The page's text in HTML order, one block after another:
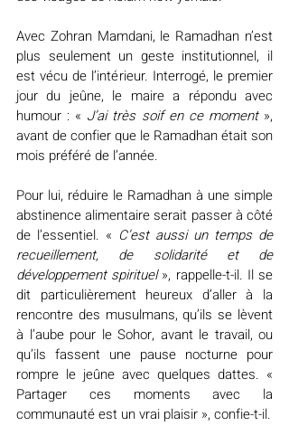
Avec Zohran Mamdani, le Ramadhan n’est
plus seulement un geste institutionnel, il
est vécu de l’intérieur. Interrogé, le premier
jour du jeûne, le maire a répondu avec
humour : « J’ai très soif en ce moment »,
avant de confier que le Ramadhan était son
mois préféré de l’année.
Pour lui, réduire le Ramadhan à une simple
abstinence alimentaire serait passer à côté
de l’essentiel. « C’est aussi un temps de
recueillement, de solidarité et de
développement spirituel », rappelle-t-il. Il se
dit particulièrement heureux d’aller à la
rencontre des musulmans, qu’ils se lèvent
à l’aube pour le Sohor, avant le travail, ou
qu’ils fassent une pause nocturne pour
rompre le jeûne avec quelques dattes. «
Partager ces moments avec la
communauté est un vrai plaisir », confie-t-il.